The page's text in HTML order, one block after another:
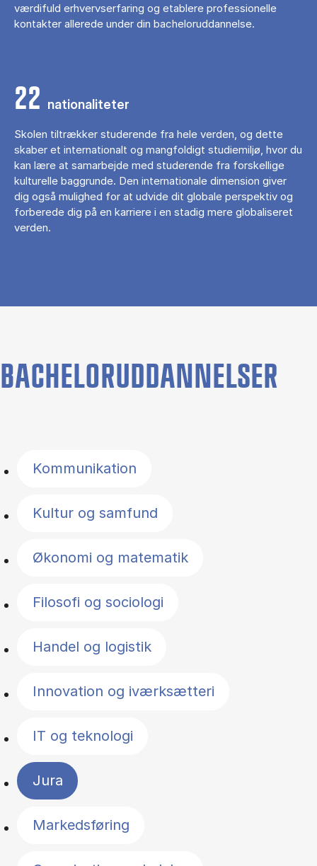
værdifuld erhvervserfaring og etablere professionelle
kontakter allerede under din bacheloruddannelse.
22 nationaliteter
Skolen tiltrækker studerende fra hele verden, og dette
skaber et internationalt og mangfoldigt studiemiljø, hvor du
kan lære at samarbejde med studerende fra forskellige
kulturelle baggrunde. Den internationale dimension giver
dig også mulighed for at udvide dit globale perspektiv og
forberede dig på en karriere i en stadig mere globaliseret
verden.
BACHELORUDDANNELSER
Kommunikation
Kultur og samfund
Økonomi og matematik
Filosofi og sociologi
Handel og logistik
Innovation og iværksætteri
IT og teknologi
Jura
Markedsføring